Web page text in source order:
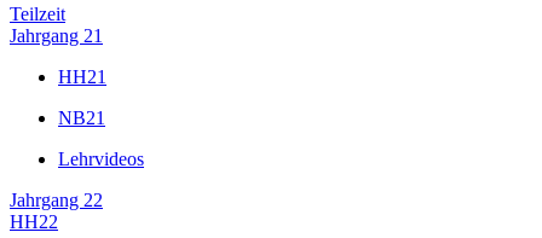
Teilzeit
Jahrgang 21
HH21
NB21
Lehrvideos
Jahrgang 22
HH22